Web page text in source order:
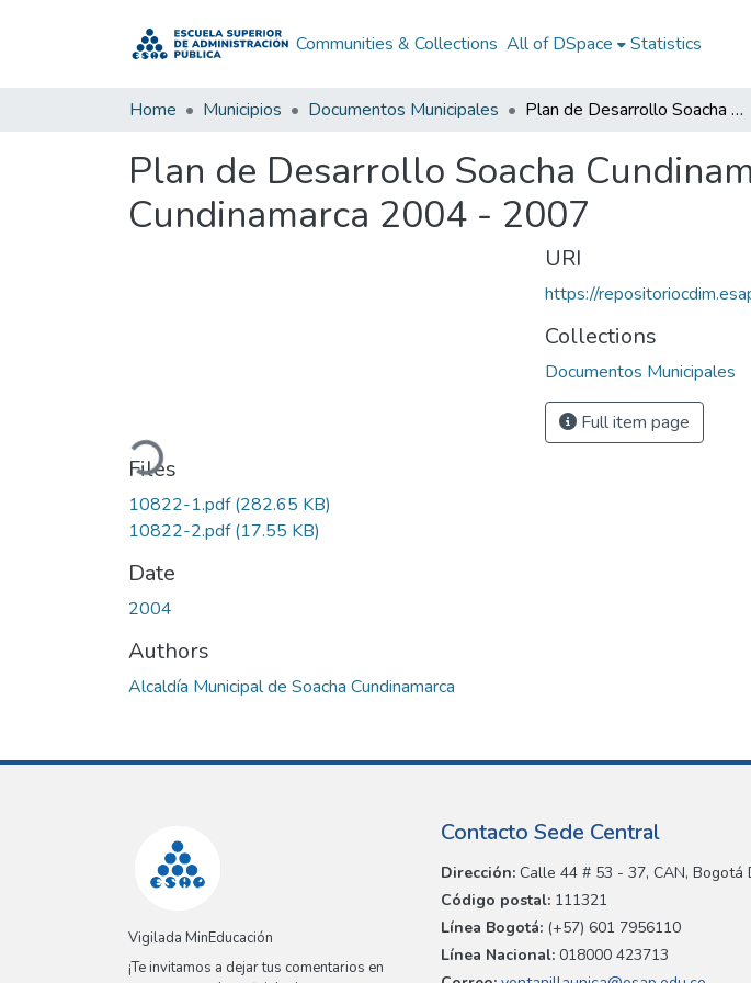
Communities & Collections All of DSpace Statistics
Home Municipios Documentos Municipales Plan de Desarrollo Soacha Cundinamarca 2004 - 2007: PD Soacha Cundinamarca 2004 - 2007
Plan de Desarrollo Soacha
Cundinamarca 2004 - 2007
Loading...
Files
10822-1.pdf(282.65 KB)
10822-2.pdf(17.55 KB)
Date
2004
Authors
Alcaldía Municipal de Soacha Cundinamarca
URI
https://
Collections
Documentos Municipales
Full item page
Vigilada MinEducación
¡Te invitamos a dejar tus comentarios en
Contacto Sede Central
Dirección: Calle 44 # 53 - 37, CAN, Bogotá
Código postal: 111321
Línea Bogotá: (+57) 601 7956110
Línea Nacional: 018000 423713